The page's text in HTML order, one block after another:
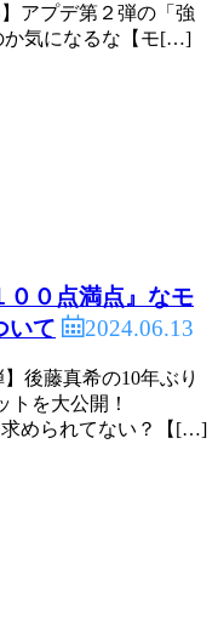
アプデ第２弾の「強
か気になるな【モ[…]
００点満点』なモ
いて
2024.06.13
後藤真希の10年ぶり
トを大公開！
求められてない？【[…]